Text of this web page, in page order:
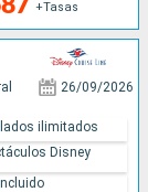
+Tasas
26/09/2026
ilimitados
Disney